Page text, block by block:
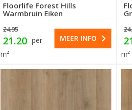
Floorlife Forest Hills
Warmbruin Eiken
24.95
21.20 per
m²
MEER INFO
m²